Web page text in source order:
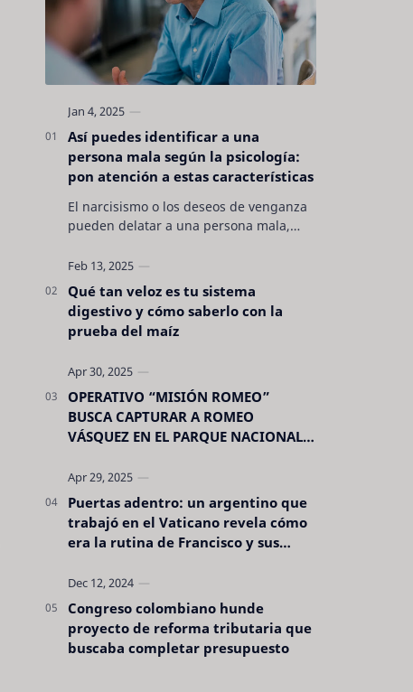
Así puedes identificar a una
persona mala según la psicología:
pon atención a estas características
El narcisismo o los deseos de venganza
pueden delatar a una persona mala,
evidentes. Conocerlas puede pro…
Qué tan veloz es tu sistema
digestivo y cómo saberlo con la
prueba del maíz
OPERATIVO “MISIÓN ROMEO”
BUSCA CAPTURAR A ROMEO
VÁSQUEZ EN EL PARQUE NACIONAL
Puertas adentro: un argentino que
trabajó en el Vaticano revela cómo
era la rutina de Francisco y sus
Congreso colombiano hunde
proyecto de reforma tributaria que
buscaba completar presupuesto